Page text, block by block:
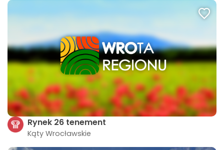
Rynek 26 tenement
Kąty Wrocławskie